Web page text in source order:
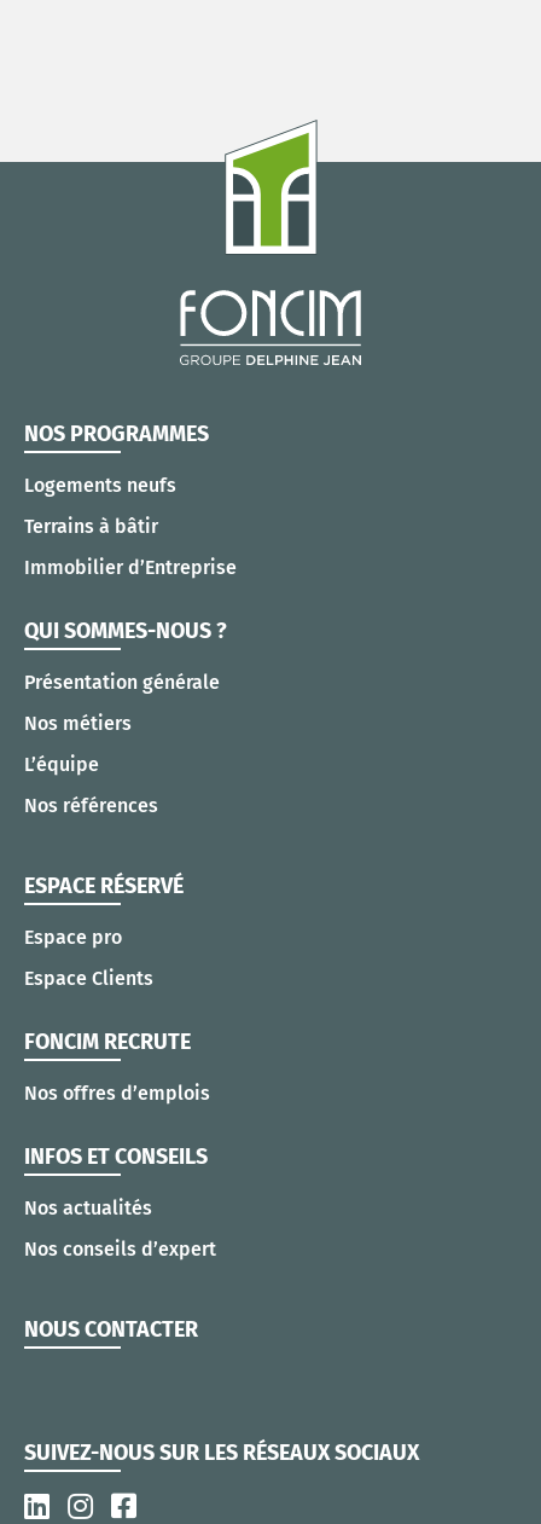
NOS PROGRAMMES
Logements neufs
Terrains à bâtir
Immobilier d’Entreprise
QUI SOMMES-NOUS ?
Présentation générale
Nos métiers
L’équipe
Nos références
ESPACE RÉSERVÉ
Espace pro
Espace Clients
FONCIM RECRUTE
Nos offres d’emplois
INFOS ET CONSEILS
Nos actualités
Nos conseils d’expert
NOUS CONTACTER
SUIVEZ-NOUS SUR LES RÉSEAUX SOCIAUX